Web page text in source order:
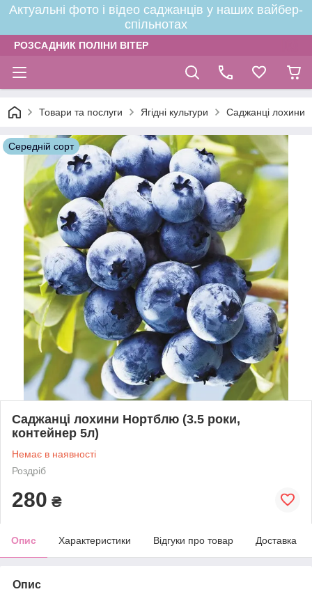
Актуальні фото і відео саджанців у наших вайбер-
спільнотах
РОЗСАДНИК ПОЛІНИ ВІТЕР
Товари та послуги Ягідні культури Саджанці лохини
Середній сорт
Саджанці лохини Нортблю (3.5 роки,
контейнер 5л)
Немає в наявності
Роздріб
280 ₴
Опис Характеристики Відгуки про товар Доставка
Опис